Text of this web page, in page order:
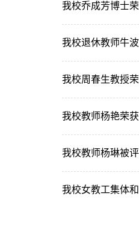
我校乔成芳博士
我校退休教师牛
我校周春生教授
我校教师杨艳荣
我校教师杨琳被
我校女教工集体